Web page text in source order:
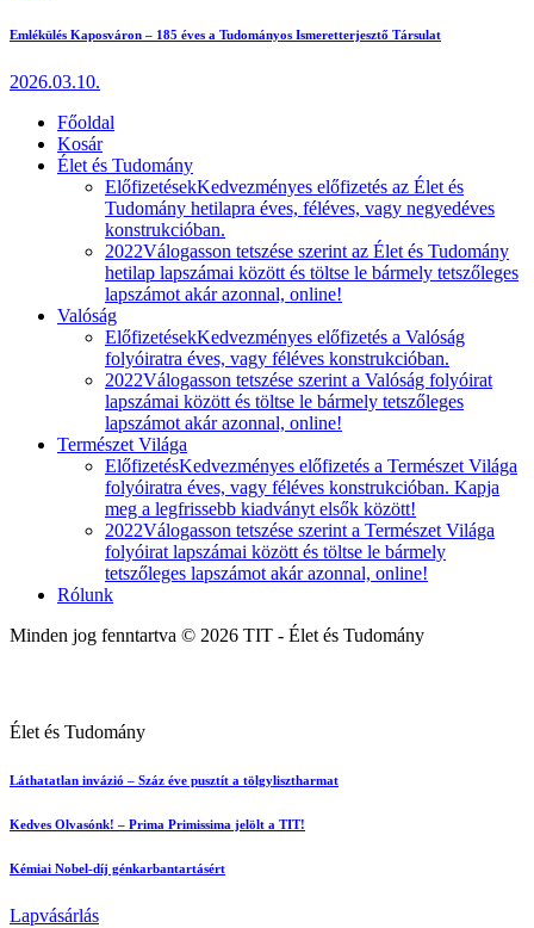
Emlékülés Kaposváron – 185 éves a Tudományos Ismeretterjesztő Társulat
2026.03.10.
Főoldal
Kosár
Élet és Tudomány
ElőfizetésekKedvezményes előfizetés az Élet és
Tudomány hetilapra éves, féléves, vagy negyedéves
konstrukcióban.
2022Válogasson tetszése szerint az Élet és Tudomány
hetilap lapszámai között és töltse le bármely tetszőleges
lapszámot akár azonnal, online!
Valóság
ElőfizetésekKedvezményes előfizetés a Valóság
folyóiratra éves, vagy féléves konstrukcióban.
2022Válogasson tetszése szerint a Valóság folyóirat
lapszámai között és töltse le bármely tetszőleges
lapszámot akár azonnal, online!
Természet Világa
ElőfizetésKedvezményes előfizetés a Természet Világa
folyóiratra éves, vagy féléves konstrukcióban. Kapja
meg a legfrissebb kiadványt elsők között!
2022Válogasson tetszése szerint a Természet Világa
folyóirat lapszámai között és töltse le bármely
tetszőleges lapszámot akár azonnal, online!
Rólunk
Minden jog fenntartva © 2026 TIT - Élet és Tudomány
Élet és Tudomány
Láthatatlan invázió – Száz éve pusztít a tölgylisztharmat
Kedves Olvasónk! – Prima Primissima jelölt a TIT!
Kémiai Nobel-díj génkarbantartásért
Lapvásárlás